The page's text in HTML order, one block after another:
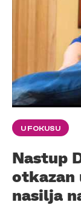
U FOKUSU
Nastup
otkazan
nasilja